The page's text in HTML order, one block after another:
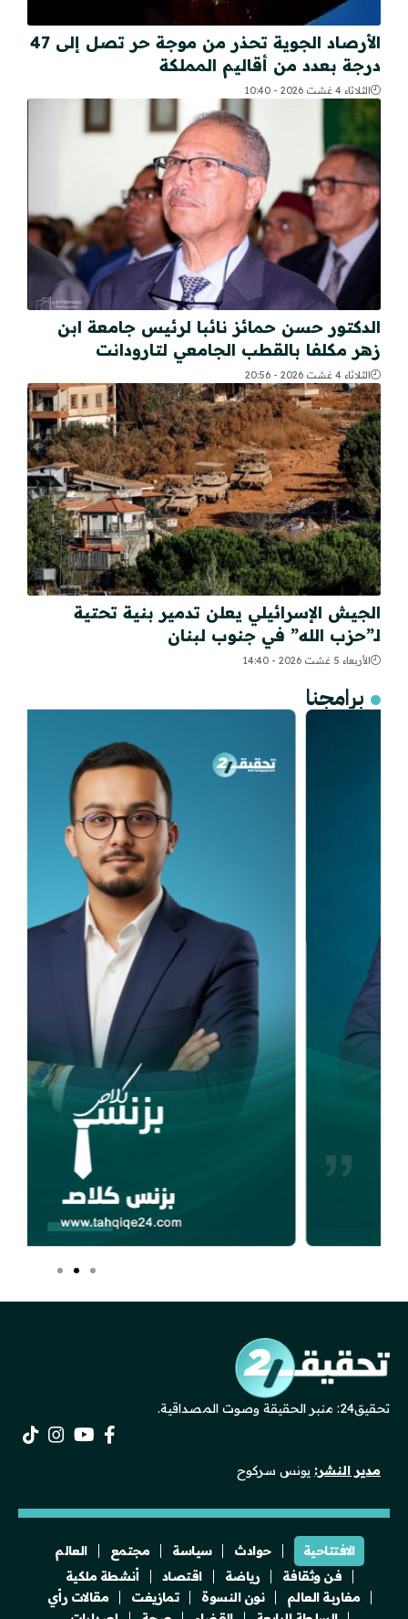
الأرصاد الجوية تحذر من موجة حر تصل إلى 47
درجة بعدد من أقاليم المملكة
الثلاثاء 4 غشت 2026 - 10:40
الدكتور حسن حمائز نائبا لرئيس جامعة ابن
زهر مكلفا بالقطب الجامعي لتارودانت
الثلاثاء 4 غشت 2026 - 20:56
الجيش الإسرائيلي يعلن تدمير بنية تحتية
لـ”حزب الله” في جنوب لبنان
الأربعاء 5 غشت 2026 - 14:40
برامجنا
تحقيق24: منبر الحقيقة وصوت المصداقية.
مدير النشر: يونس سركوح
الافتتاحية حوادث سياسة مجتمع
العالم
فن وثقافة
رياضة اقتصاد
أنشطة ملكية
مغاربة العالم
نون النسوة تمازيغت
مقالات رأي